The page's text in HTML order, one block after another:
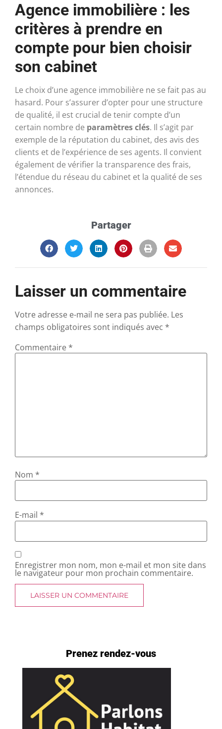
Agence immobilière : les
critères à prendre en
compte pour bien choisir
son cabinet
Le choix d’une agence immobilière ne se fait pas au
hasard. Pour s’assurer d’opter pour une structure
de qualité, il est crucial de tenir compte d’un
certain nombre de paramètres clés. Il s’agit par
exemple de la réputation du cabinet, des avis des
clients et de l’expérience de ses agents. Il convient
également de vérifier la transparence des frais,
l’étendue du réseau du cabinet et la qualité de ses
annonces.
Partager
Laisser un commentaire
Votre adresse e-mail ne sera pas publiée. Les
champs obligatoires sont indiqués avec *
Commentaire *
Nom *
E-mail *
Enregistrer mon nom, mon e-mail et mon site dans
le navigateur pour mon prochain commentaire.
Prenez rendez-vous